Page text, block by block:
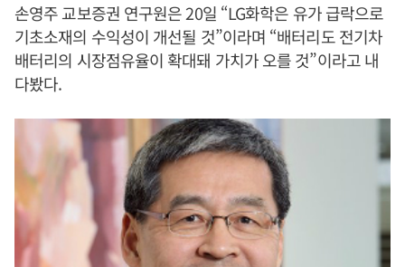
손영주 교보증권 연구원은 20일 “LG화학은 유가 급락으로
기초소재의 수익성이 개선될 것”이라며 “배터리도 전기차
배터리의 시장점유율이 확대돼 가치가 오를 것”이라고 내
다봤다.